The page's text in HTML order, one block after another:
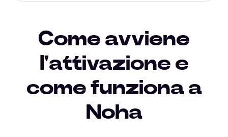
Come avviene
l'attivazione e
come funziona a
Noha